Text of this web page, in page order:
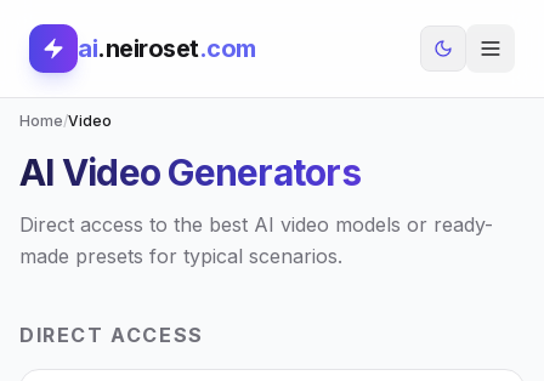
ai.neiroset.com
Home/Video
AI Video Generators
Direct access to the best AI video models or ready-
made presets for typical scenarios.
DIRECT ACCESS